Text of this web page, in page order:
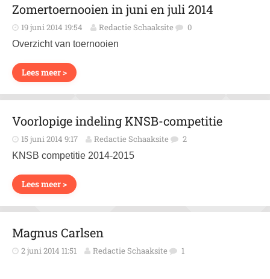
Zomertoernooien in juni en juli 2014
19 juni 2014 19:54 Redactie Schaaksite 0
Overzicht van toernooien
Lees meer >
Voorlopige indeling KNSB-competitie
15 juni 2014 9:17 Redactie Schaaksite 2
KNSB competitie 2014-2015
Lees meer >
Magnus Carlsen
2 juni 2014 11:51 Redactie Schaaksite 1